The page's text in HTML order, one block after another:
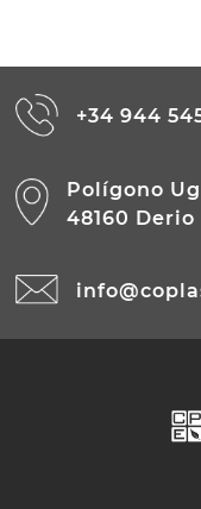
+34 944
Polígono
48160